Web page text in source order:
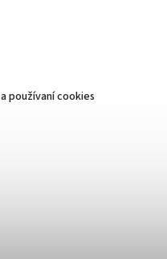
používaní cookies